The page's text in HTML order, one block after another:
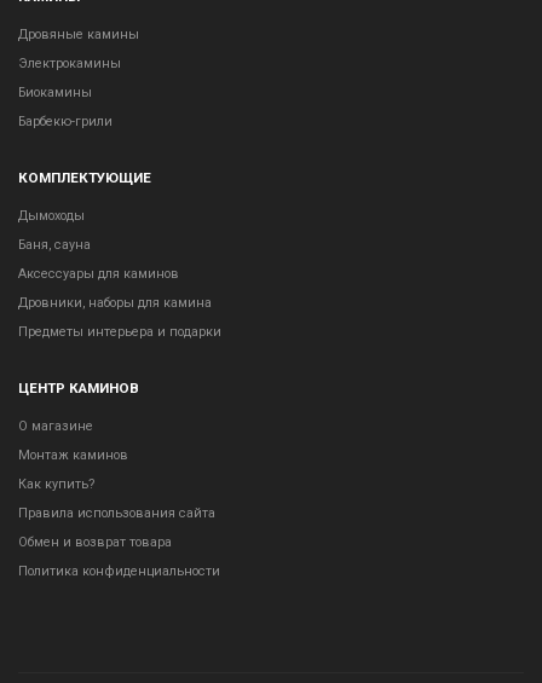
Дровяные камины
Электрокамины
Биокамины
Барбекю-грили
КОМПЛЕКТУЮЩИЕ
Дымоходы
Баня, сауна
Аксессуары для каминов
Дровники, наборы для камина
Предметы интерьера и подарки
ЦЕНТР КАМИНОВ
О магазине
Монтаж каминов
Как купить?
Правила использования сайта
Обмен и возврат товара
Политика конфиденциальности